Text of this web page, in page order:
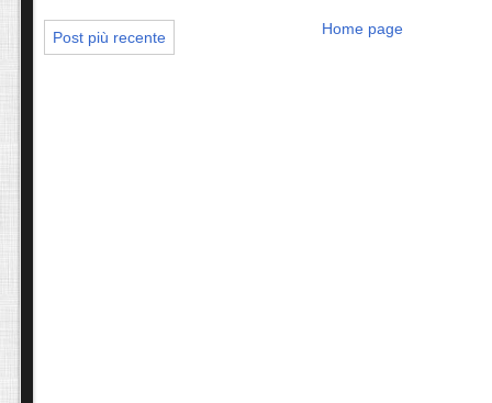
Post più recente Home page